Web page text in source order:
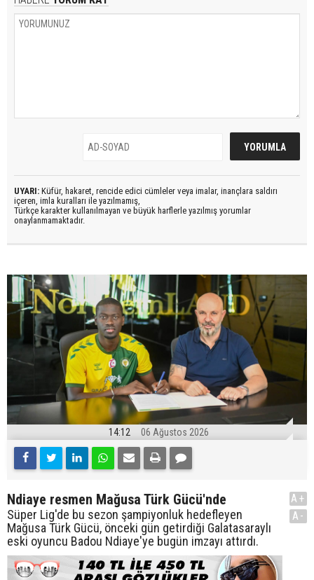
UYARI: Küfür, hakaret, rencide edici cümleler veya imalar, inançlara saldırı
içeren, imla kuralları ile yazılmamış,
Türkçe karakter kullanılmayan ve büyük harflerle yazılmış yorumlar
onaylanmamaktadır.
14:12 06 Ağustos 2026
Ndiaye resmen Mağusa Türk Gücü'nde
Süper Lig'de bu sezon şampiyonluk hedefleyen
Mağusa Türk Gücü, önceki gün getirdiği Galatasaraylı
eski oyuncu Badou Ndiaye'ye bugün imzayı attırdı.
A+
A-